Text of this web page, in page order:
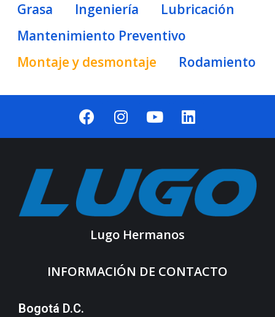
Grasa
Ingeniería
Lubricación
Mantenimiento Preventivo
Montaje y desmontaje
Rodamiento
Lugo Hermanos
INFORMACIÓN DE CONTACTO
Bogotá D.C.